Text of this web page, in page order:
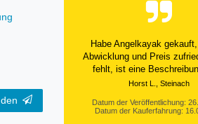
Habe Angelkayak
Abwicklung und Preis
fehlt, ist eine
Horst L., Steinach
Datum der Veröffentlichung:
Datum der Kauferfahrung: